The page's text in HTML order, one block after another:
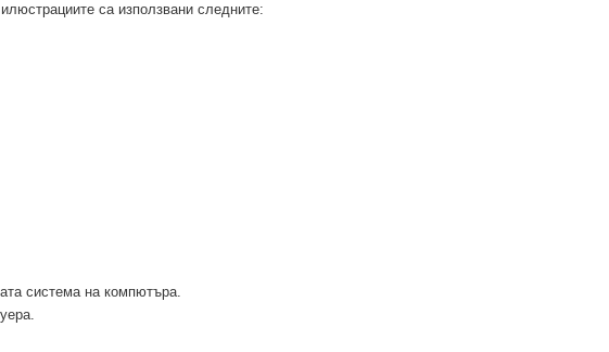
са използвани следните:
система на компютъра.